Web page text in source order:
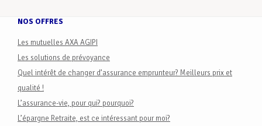
NOS OFFRES
Les mutuelles AXA AGIPI
Les solutions de prévoyance
Quel intérêt de changer d’assurance emprunteur? Meilleurs prix et
qualité !
L’assurance-vie, pour qui? pourquoi?
L’épargne Retraite, est ce intéressant pour moi?